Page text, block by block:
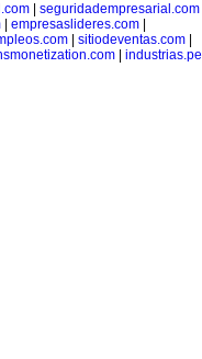
| seguridadempresarial.com|
| empresaslideres.com|
sitiodeventas.com
industrias.pe